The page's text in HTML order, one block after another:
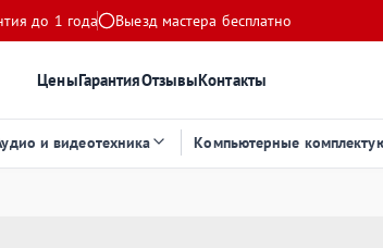
до 1 года Выезд мастера бесплатно
ЦеныГарантияОтзывыКонтакты
и видеотехника Компьютерные